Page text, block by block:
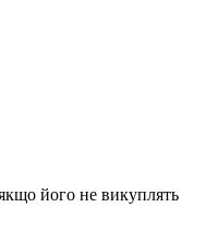
його не викуплять